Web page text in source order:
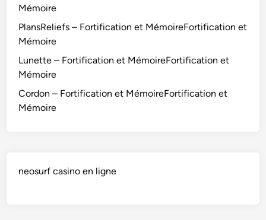
Mémoire
PlansReliefs – Fortification et MémoireFortification et
Mémoire
Lunette – Fortification et MémoireFortification et
Mémoire
Cordon – Fortification et MémoireFortification et
Mémoire
neosurf casino en ligne